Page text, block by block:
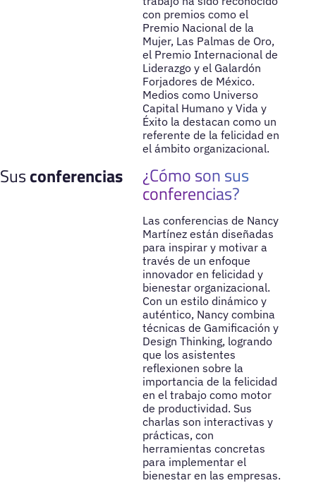
con premios como el
Premio Nacional de la
Mujer, Las Palmas de Oro,
el Premio Internacional de
Liderazgo y el Galardón
Forjadores de México.
Medios como Universo
Capital Humano y Vida y
Éxito la destacan como un
referente de la felicidad en
el ámbito organizacional.
Susconferencias ¿Cómo son sus
conferencias?
Las conferencias de Nancy
Martínez están diseñadas
para inspirar y motivar a
través de un enfoque
innovador en felicidad y
bienestar organizacional.
Con un estilo dinámico y
auténtico, Nancy combina
técnicas de Gamificación y
Design Thinking, logrando
que los asistentes
reflexionen sobre la
importancia de la felicidad
en el trabajo como motor
de productividad. Sus
charlas son interactivas y
prácticas, con
herramientas concretas
para implementar el
bienestar en las empresas.